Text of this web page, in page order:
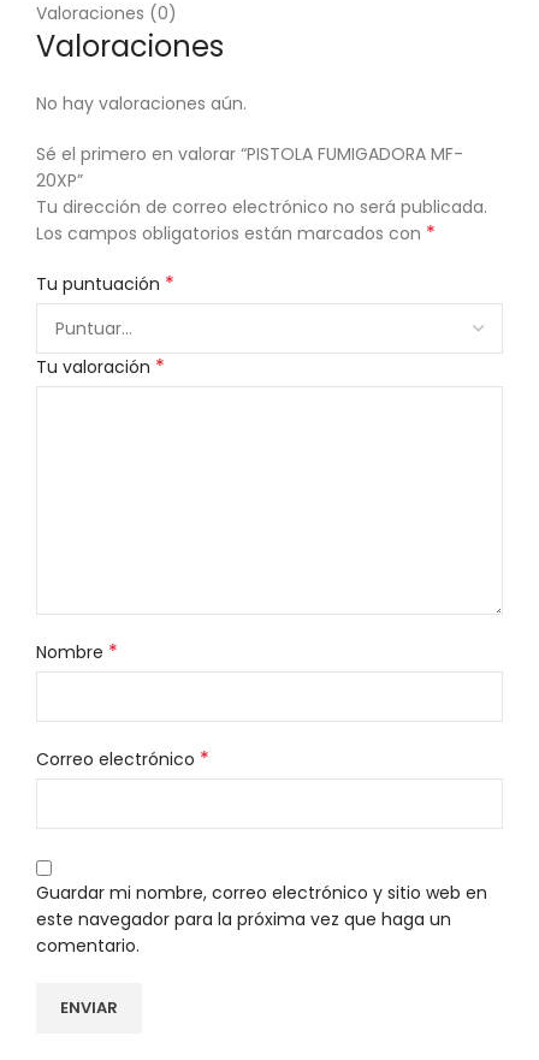
Valoraciones (0)
Valoraciones
No hay valoraciones aún.
Sé el primero en valorar “PISTOLA FUMIGADORA MF-
20XP”
Tu dirección de correo electrónico no será publicada.
Los campos obligatorios están marcados con *
Tu puntuación *
Tu valoración *
Nombre *
Correo electrónico *
Guardar mi nombre, correo electrónico y sitio web en
este navegador para la próxima vez que haga un
comentario.